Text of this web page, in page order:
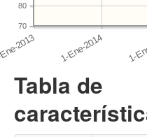
70
80
Tabla de